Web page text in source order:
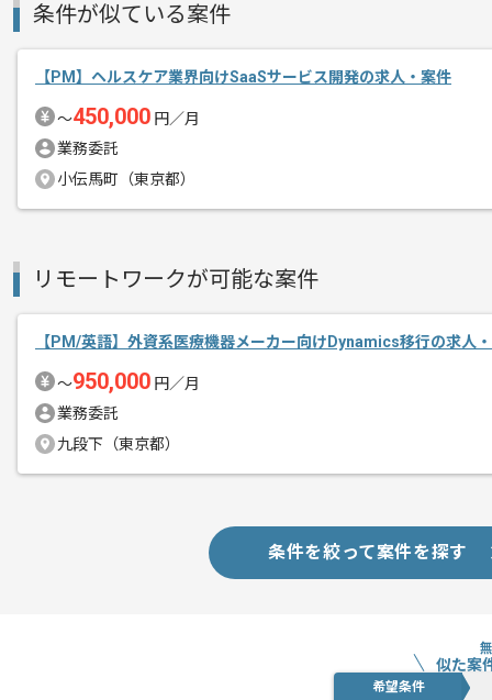
エージェントからのコ
メント
レバテック実績有りの企業です。
6秒に1組がマッチングするサービスの
ユーザーの反応をダイレクトに感じるこ
CtoCのサービスに興味がある方やチャ
条件が似ている案件
【PM】ヘルスケア業界向けSaaSサービス開発の求人・案件
〜450,000 円／月
業務委託
小伝馬町（東京都）
リモートワークが可能な案件
【PM/英語】外資系医療機器メーカー向けDynamics移行の求人
〜950,000 円／月
業務委託
九段下（東京都）
条件を絞って案件を探す
似た案
希望条件